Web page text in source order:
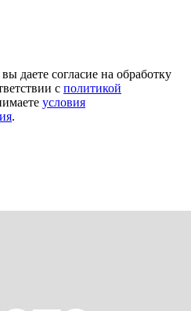
даете согласие на обработку
с политикой
условия
.